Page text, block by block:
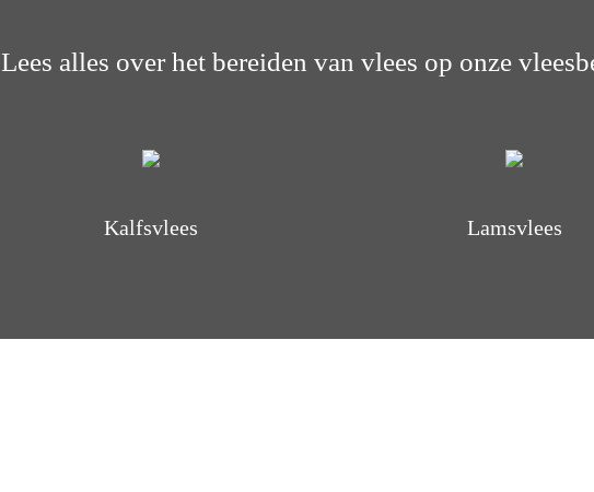
Lees alles over het bereiden van vlees op onze
Kalfsvlees Lamsvlees